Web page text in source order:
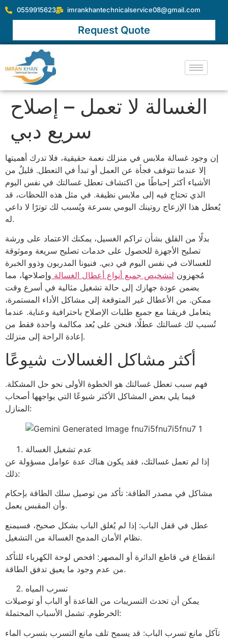
0559915623 imrankhantechnicalservice08@gmail.com
Request Quote
الغسالة لا تعمل – إصلاح
سريع دبي
إن وجود غسالة ملابس في منزلك نعمة حقيقية، فلا تدرك أهميتها
إلا عندما تتوقف فجأة عن العمل أو تبدأ في التعطل. قليلٌ من
الأشياء أكثر إحباطًا من اكتشاف تعطل غسالتك في نفس اليوم
الذي تحتاج فيه إلى ملابس نظيفة. في مثل هذه اللحظات، قد
يُعطل هذا الإزعاج روتينك اليومي بسرعة ويُسبب لك توترًا لا داعي
له.
بدلًا من القلق بشأن تراكم الغسيل، يمكنك الاعتماد على ورشة
تصليح الأجهزة للحصول على خدمات تصليح سريعة وموثوقة
للغسالات في نفس اليوم في دبي. فنيونا المدربون وذوو الخبرة
مُجهزون لتشخيص جميع أنواع أعطال الغسالة وإصلاحها، مما
يضمن عودة جهازك إلى حالة تشغيل مثالية في أسرع وقت
ممكن. من الأعطال غير المتوقعة إلى مشاكل الأداء المستمرة،
يتعامل فريقنا مع جميع طلبات الإصلاح باحترافية وعناية. عندما
تُسبب لك غسالتك عطلًا، فنحن على بُعد مكالمة واحدة فقط من
إعادة الراحة إلى منزلك.
أكثر مشاكل الغسالات شيوعًا
فهم سبب تعطل غسالتك هو الخطوة الأولى نحو حل المشكلة.
فيما يلي بعض المشاكل الأكثر شيوعًا التي يواجهها أصحاب
المنازل:
عدم تشغيل الغسالة
إذا لم تعمل غسالتك، فقد يكون هناك عدة عوامل مسؤولة عن
ذلك:
مشاكل في مصدر الطاقة: تأكد من توصيل سلك الطاقة بإحكام
وأن المقبس يعمل.
عطل في قفل الباب: إذا لم يُغلق الباب بشكل صحيح، فسيمنع
نظام الأمان المدمج الغسالة من التشغيل.
انقطاع في قاطع الدائرة أو المصهر: افحص لوحة الكهرباء للتأكد
من عدم وجود ما يعيق تدفق الطاقة.
تسرب المياه
يمكن أن تحدث التسريبات من القاعدة أو الباب أو توصيلات
الخرطوم. تشمل الأسباب المحتملة:
تآكل مانع تسرب الباب: قد يسمح تلف مانع التسرب بتسرب الماء